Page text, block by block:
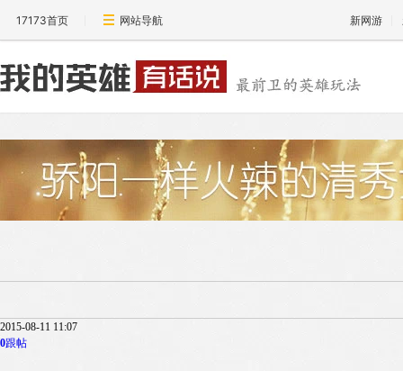
17173首页 网站导航 新网游
2015-08-11 11:07
0跟帖